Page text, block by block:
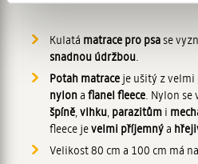
sociálních médií a analýze
sdílíme se svými partnery pro
analýzy. Partneři tyto údaje
dalšími informacemi, které jste
získali v důsledku toho, že
Kulatá matrace pro psa se
snadnou údržbou.
Potah matrace je ušitý z
nylona flanel fleece. Nylon se
špíně,vlhku, parazitům i
fleece jevelmi příjemnýa
Velikost 80 cm a 100 cm má